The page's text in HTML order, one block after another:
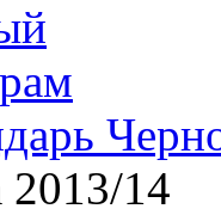
2013/14